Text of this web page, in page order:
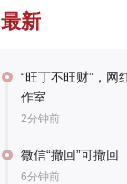
最新
“旺丁不旺财”，网
作室
2分钟前
微信“撤回”可撤回
6分钟前